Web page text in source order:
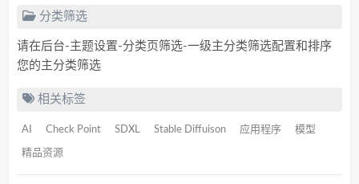
分类筛选
请在后台-主题设置-分类页筛选-一级主分类筛选配置和排序
您的主分类筛选
相关标签
AI Check Point SDXL Stable Diffuison 应用程序 模型
精品资源